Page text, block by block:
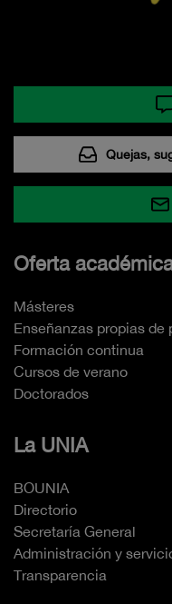
Quejas,
Oferta
Másteres
Enseñanzas propias de
Formación continua
Cursos de verano
Doctorados
La UNIA
BOUNIA
Directorio
Secretaría General
Administración y
Transparencia